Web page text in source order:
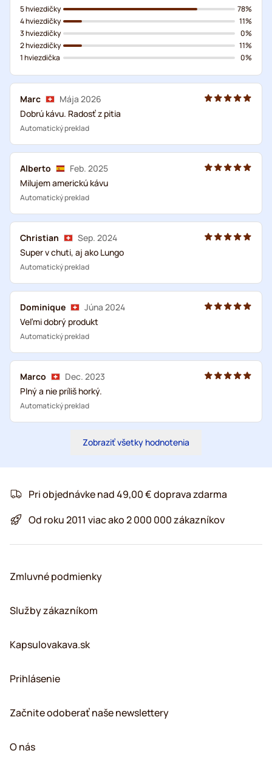
5 hviezdičky
4 hviezdičky
3 hviezdičky
2 hviezdičky
1 hviezdička
78%
11%
0%
11%
0%
Marc
Mája 2026
Dobrú kávu. Radosť z pitia
Automatický preklad
Alberto
Feb. 2025
Milujem americkú kávu
Automatický preklad
Christian
Sep. 2024
Super v chuti, aj ako Lungo
Automatický preklad
Dominique
Júna 2024
Veľmi dobrý produkt
Automatický preklad
Marco
Dec. 2023
Plný a nie príliš horký.
Automatický preklad
Zobraziť všetky hodnotenia
Pri objednávke nad 49,00 € doprava zdarma
Od roku 2011 viac ako 2 000 000 zákazníkov
Zmluvné podmienky
Služby zákazníkom
Kapsulovakava.sk
Prihlásenie
Začnite odoberať naše newslettery
O nás